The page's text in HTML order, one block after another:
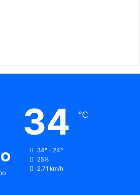
34 ℃
34º - 24º
25%
2.71 km/h